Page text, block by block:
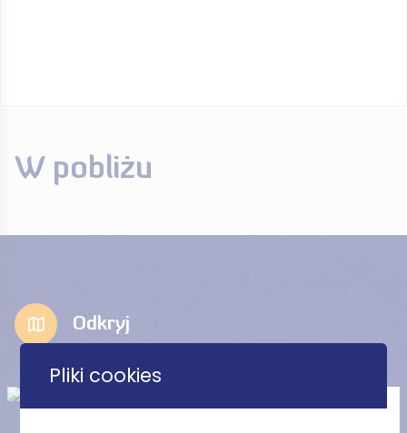
W pobliżu
Odkryj
Stacja Pomp „Nadzieja” (Szlak
Pliki cookies